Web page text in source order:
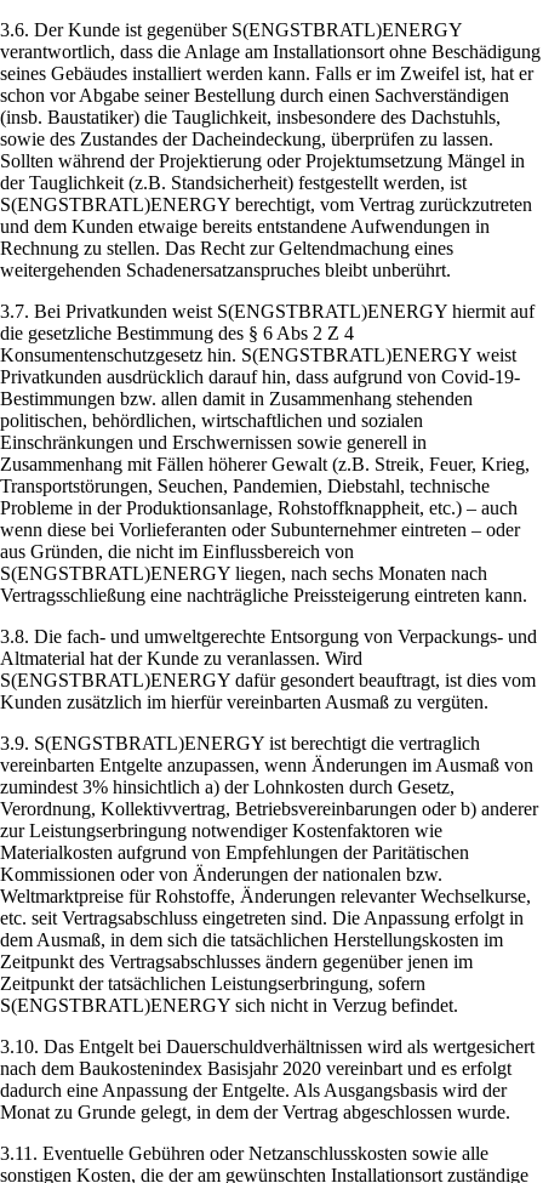
3.6. Der Kunde ist gegenüber S(ENGSTBRATL)ENERGY
verantwortlich, dass die Anlage am Installationsort ohne Beschädigung
seines Gebäudes installiert werden kann. Falls er im Zweifel ist, hat er
schon vor Abgabe seiner Bestellung durch einen Sachverständigen
(insb. Baustatiker) die Tauglichkeit, insbesondere des Dachstuhls,
sowie des Zustandes der Dacheindeckung, überprüfen zu lassen.
Sollten während der Projektierung oder Projektumsetzung Mängel in
der Tauglichkeit (z.B. Standsicherheit) festgestellt werden, ist
S(ENGSTBRATL)ENERGY berechtigt, vom Vertrag zurückzutreten
und dem Kunden etwaige bereits entstandene Aufwendungen in
Rechnung zu stellen. Das Recht zur Geltendmachung eines
weitergehenden Schadenersatzanspruches bleibt unberührt.
3.7. Bei Privatkunden weist S(ENGSTBRATL)ENERGY hiermit auf
die gesetzliche Bestimmung des § 6 Abs 2 Z 4
Konsumentenschutzgesetz hin. S(ENGSTBRATL)ENERGY weist
Privatkunden ausdrücklich darauf hin, dass aufgrund von Covid-19-
Bestimmungen bzw. allen damit in Zusammenhang stehenden
politischen, behördlichen, wirtschaftlichen und sozialen
Einschränkungen und Erschwernissen sowie generell in
Zusammenhang mit Fällen höherer Gewalt (z.B. Streik, Feuer, Krieg,
Transportstörungen, Seuchen, Pandemien, Diebstahl, technische
Probleme in der Produktionsanlage, Rohstoffknappheit, etc.) – auch
wenn diese bei Vorlieferanten oder Subunternehmer eintreten – oder
aus Gründen, die nicht im Einflussbereich von
S(ENGSTBRATL)ENERGY liegen, nach sechs Monaten nach
Vertragsschließung eine nachträgliche Preissteigerung eintreten kann.
3.8. Die fach- und umweltgerechte Entsorgung von Verpackungs- und
Altmaterial hat der Kunde zu veranlassen. Wird
S(ENGSTBRATL)ENERGY dafür gesondert beauftragt, ist dies vom
Kunden zusätzlich im hierfür vereinbarten Ausmaß zu vergüten.
3.9. S(ENGSTBRATL)ENERGY ist berechtigt die vertraglich
vereinbarten Entgelte anzupassen, wenn Änderungen im Ausmaß von
zumindest 3% hinsichtlich a) der Lohnkosten durch Gesetz,
Verordnung, Kollektivvertrag, Betriebsvereinbarungen oder b) anderer
zur Leistungserbringung notwendiger Kostenfaktoren wie
Materialkosten aufgrund von Empfehlungen der Paritätischen
Kommissionen oder von Änderungen der nationalen bzw.
Weltmarktpreise für Rohstoffe, Änderungen relevanter Wechselkurse,
etc. seit Vertragsabschluss eingetreten sind. Die Anpassung erfolgt in
dem Ausmaß, in dem sich die tatsächlichen Herstellungskosten im
Zeitpunkt des Vertragsabschlusses ändern gegenüber jenen im
Zeitpunkt der tatsächlichen Leistungserbringung, sofern
S(ENGSTBRATL)ENERGY sich nicht in Verzug befindet.
3.10. Das Entgelt bei Dauerschuldverhältnissen wird als wertgesichert
nach dem Baukostenindex Basisjahr 2020 vereinbart und es erfolgt
dadurch eine Anpassung der Entgelte. Als Ausgangsbasis wird der
Monat zu Grunde gelegt, in dem der Vertrag abgeschlossen wurde.
3.11. Eventuelle Gebühren oder Netzanschlusskosten sowie alle
sonstigen Kosten, die der am gewünschten Installationsort zuständige